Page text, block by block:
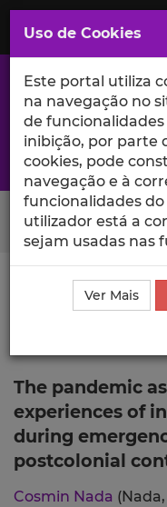
Saltar
para
Conteúdo
Principal
A excelência da
Search Button
Ciência_Iscte
Publicação
The pandemic
experiences of
during
postcolonial
Cosmin Nada (Nada,
Uso de Cookies
Este portal utiliza
na navegação no
de
inibição, por parte
cookies, pode
navegação e à
funcionalidades
utilizador está a
sejam usadas nas
Ver Mais